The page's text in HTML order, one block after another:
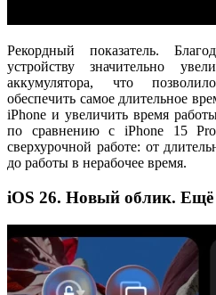
Рекордный показатель.
устройству значительно
аккумулятора, что
обеспечить самое длительное
iPhone и увеличить время
по сравнению с iPhone 15
сверхурочной работе: от
до работы в нерабочее время.
iOS 26. Новый облик. Ещё